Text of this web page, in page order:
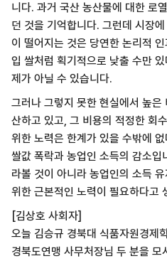
니다. 과거 국산 농산물에 대한 로
던 것을 기억합니다. 그런데 시장
이 떨어지는 것은 당연한 논리적
입 쌀처럼 획기적으로 낮출 수만
제가 아닐 수 있습니다.
그러나 그렇지 못한 현실에서 높
산하고 있고, 그 비용의 적정한 회
위한 노력은 한계가 있을 수밖에
쌀값 폭락과 농업인 소득의 감소
라볼 것이 아니라 농업인의 소득
위한 근본적인 노력이 필요하다고
[김상호 사회자]
오늘 김승규 경북대 식품자원경제
경북도연맹 사무처장님 두 분을